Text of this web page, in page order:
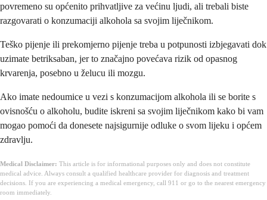
povremeno su općenito prihvatljive za većinu ljudi, ali trebali biste
razgovarati o konzumaciji alkohola sa svojim liječnikom.
Teško pijenje ili prekomjerno pijenje treba u potpunosti izbjegavati dok
uzimate betriksaban, jer to značajno povećava rizik od opasnog
krvarenja, posebno u želucu ili mozgu.
Ako imate nedoumice u vezi s konzumacijom alkohola ili se borite s
ovisnošću o alkoholu, budite iskreni sa svojim liječnikom kako bi vam
mogao pomoći da donesete najsigurnije odluke o svom lijeku i općem
zdravlju.
Medical Disclaimer: This article is for informational purposes only and does not constitute
medical advice. Always consult a qualified healthcare provider for diagnosis and treatment
decisions. If you are experiencing a medical emergency, call 911 or go to the nearest emergency
room immediately.